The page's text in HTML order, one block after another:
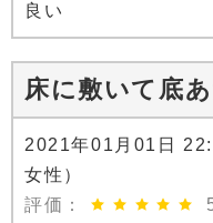
良い
床に敷いて底
2021年01月01日
女性）
評価：